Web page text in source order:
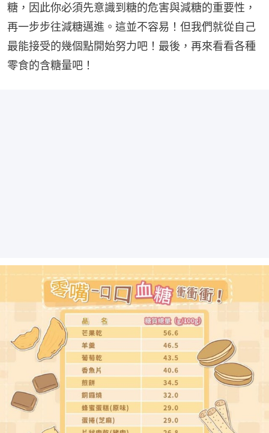
糖，因此你必須先意識到糖的危害與減糖的重要性，
再一步步往減糖邁進。這並不容易！但我們就從自己
最能接受的幾個點開始努力吧！最後，再來看看各種
零食的含糖量吧！